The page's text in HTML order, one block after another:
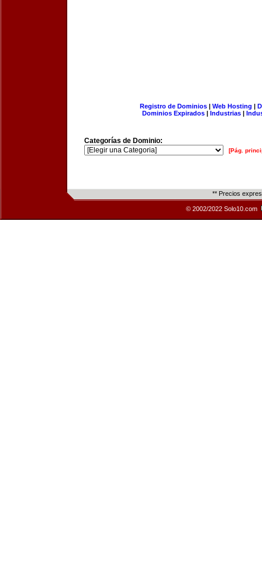
Registro de Dominios| Web Hosting |
Dominios Expirados | Industrias |
Categorías de Dominio:
[Pág.
** Precios
© 2002/2022 Solo10.com